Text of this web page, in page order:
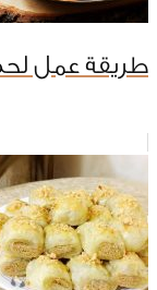
طريقة عمل